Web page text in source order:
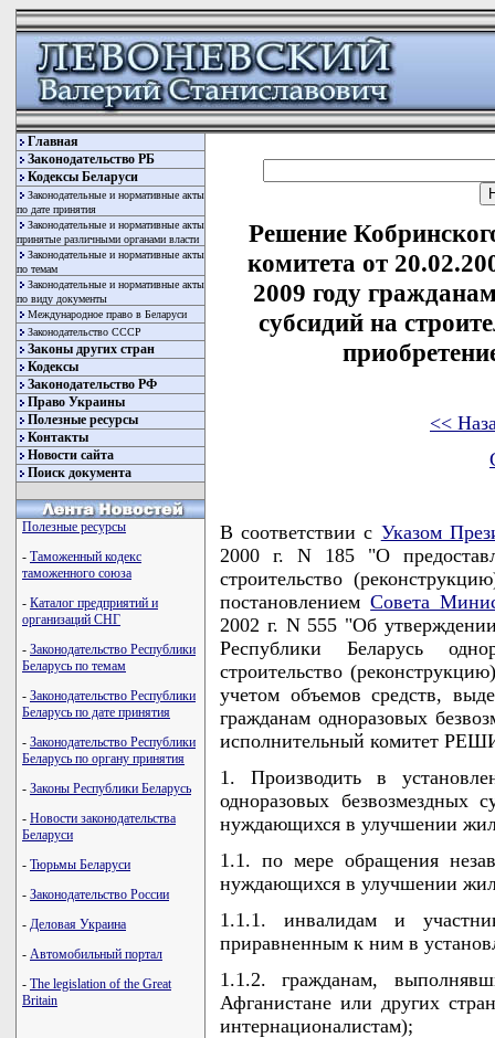
Главная
Законодательство РБ
Кодексы Беларуси
Законодательные и нормативные акты
по дате принятия
Законодательные и нормативные акты
принятые различными органами власти
Законодательные и нормативные акты
по темам
Законодательные и нормативные акты
по виду документы
Международное право в Беларуси
Законодательство СССР
Законы других стран
Кодексы
Законодательство РФ
Право Украины
Полезные ресурсы
Контакты
Новости сайта
Поиск документа
Полезные ресурсы
- Таможенный кодекс
таможенного союза
- Каталог предприятий и
организаций СНГ
- Законодательство Республики
Беларусь по темам
- Законодательство Республики
Беларусь по дате принятия
- Законодательство Республики
Беларусь по органу принятия
- Законы Республики Беларусь
- Новости законодательства
Беларуси
- Тюрьмы Беларуси
- Законодательство России
- Деловая Украина
- Автомобильный портал
- The legislation of the Great
Britain
Решение
комитета от
2009 году
субсидий на
<<
В соответствии с Указом
2000 г. N 185 "О
строительство
постановлениемСовета
2002 г. N 555 "Об
Республики Беларусь
строительство
учетом объемов средств,
гражданам одноразовых
исполнительный комитет
1. Производить в
одноразовых безвозмездных
нуждающихся в улучшении
1.1. по мере обращения
нуждающихся в улучшении
1.1.1. инвалидам и
приравненным к ним в
1.1.2. гражданам,
Афганистане или других
интернационалистам);